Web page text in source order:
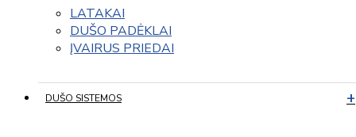
LATAKAI
DUŠO PADĖKLAI
ĮVAIRUS PRIEDAI
DUŠO SISTEMOS